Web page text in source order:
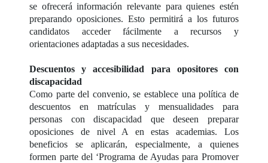
se ofrecerá información relevante para quienes estén
preparando oposiciones. Esto permitirá a los futuros
candidatos acceder fácilmente a recursos y
orientaciones adaptadas a sus necesidades.
Descuentos y accesibilidad para opositores con
discapacidad
Como parte del convenio, se establece una política de
descuentos en matrículas y mensualidades para
personas con discapacidad que deseen preparar
oposiciones de nivel A en estas academias. Los
beneficios se aplicarán, especialmente, a quienes
formen parte del ‘Programa de Ayudas para Promover